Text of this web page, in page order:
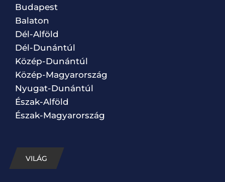
Budapest
Balaton
Dél-Alföld
Dél-Dunántúl
Közép-Dunántúl
Közép-Magyarország
Nyugat-Dunántúl
Észak-Alföld
Észak-Magyarország
VILÁG